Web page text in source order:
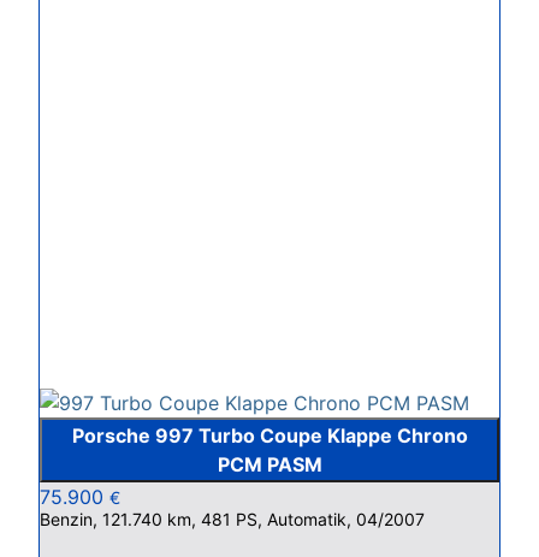
Porsche 997 Turbo Coupe Klappe Chrono
PCM PASM
75.900 €
Benzin, 121.740 km, 481 PS, Automatik, 04/2007